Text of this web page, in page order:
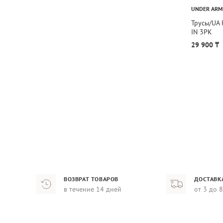
UNDER
Трусы/UA
IN 3PK
29 900 ₸
ВОЗВРАТ ТОВАРОВ
в течение 14 дней от 3 до